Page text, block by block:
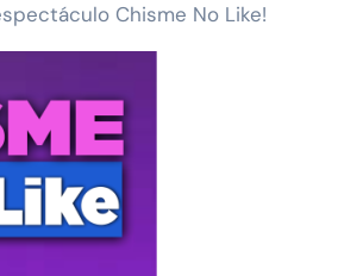
Chisme No Like!